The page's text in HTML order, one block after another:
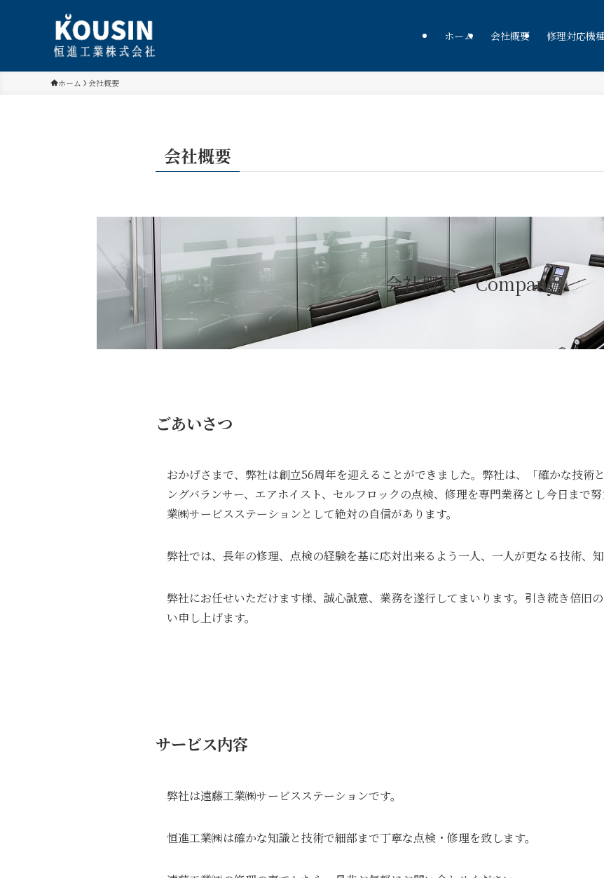
ホーム 会社概要 修理対応機
ホーム 会社概要
会社概要
会社概要 Company
ごあいさつ
おかげさまで、弊社は創立56周年を迎えることができました。弊社は、「確かな技術
ングバランサー、エアホイスト、セルフロックの点検、修理を専門業務とし今日まで
業㈱サービスステーションとして絶対の自信があります。
弊社では、長年の修理、点検の経験を基に応対出来るよう一人、一人が更なる技術、
弊社にお任せいただけます様、誠心誠意、業務を遂行してまいります。引き続き倍旧
い申し上げます。
サービス内容
弊社は遠藤工業㈱サービスステーションです。
恒進工業㈱は確かな知識と技術で細部まで丁寧な点検・修理を致します。